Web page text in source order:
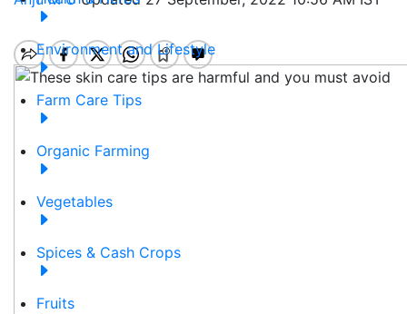
Environment and Lifestyle
Farm Care Tips
Organic Farming
Vegetables
Spices & Cash Crops
Fruits